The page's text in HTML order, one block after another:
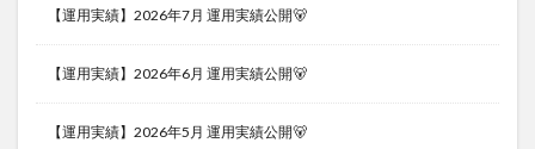
【運用実績】2026年7月 運用実績公開🐻
【運用実績】2026年6月 運用実績公開🐻
【運用実績】2026年5月 運用実績公開🐻